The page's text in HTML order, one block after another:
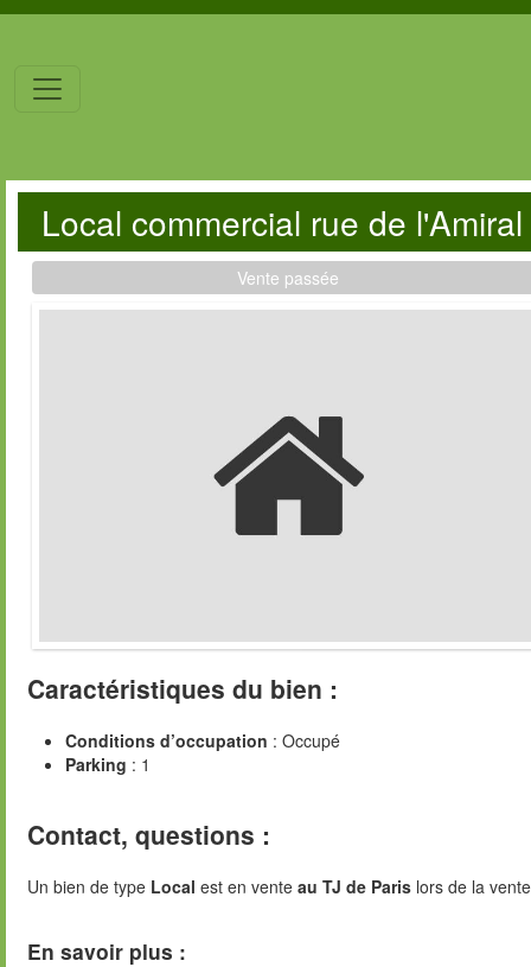
Local commercial rue de
Vente passée
Caractéristiques du bien :
Conditions d’occupation : Occupé
Parking : 1
Contact, questions :
Un bien de type Local est en vente au TJ de Paris lors de la
En savoir plus :